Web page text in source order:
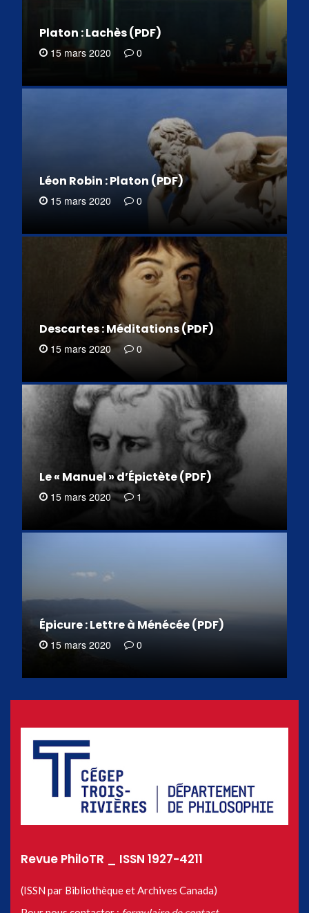
Platon : Lachès (PDF)
15 mars 2020 0
Léon Robin : Platon (PDF)
15 mars 2020 0
Descartes : Méditations (PDF)
15 mars 2020 0
Le « Manuel » d’Épictète (PDF)
15 mars 2020 1
Épicure : Lettre à Ménécée (PDF)
15 mars 2020 0
Revue PhiloTR _ ISSN 1927-4211
(ISSN par Bibliothèque et Archives Canada)